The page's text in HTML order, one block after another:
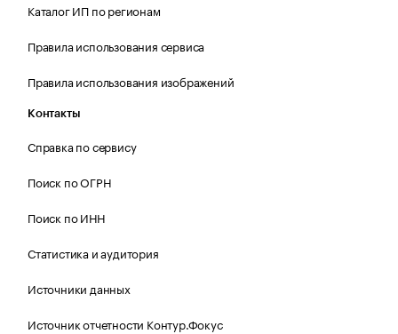
Каталог ИП по регионам
Правила использования сервиса
Правила использования изображений
Контакты
Справка по сервису
Поиск по ОГРН
Поиск по ИНН
Статистика и аудитория
Источники данных
Источник отчетности Контур.Фокус